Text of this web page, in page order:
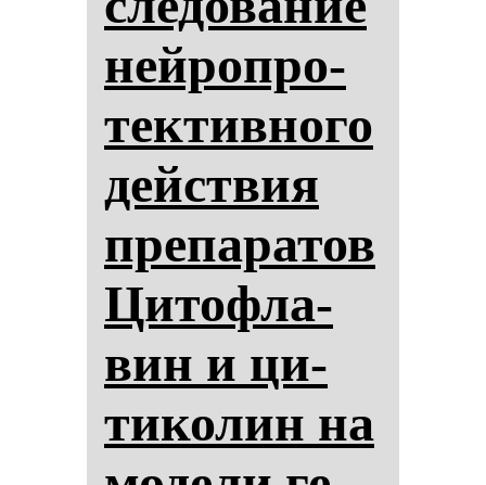
ней­роп­ро­
тек­тив­но­го
действия
пре­па­ра­тов
Ци­тоф­ла­
вин и ци­
ти­ко­лин на